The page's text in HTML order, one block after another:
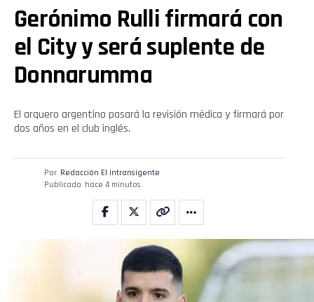
Gerónimo Rulli firmará con
el City y será suplente de
Donnarumma
El arquero argentino pasará la revisión médica y firmará por
dos años en el club inglés.
Por Redacción El intransigente
Publicado hace 4 minutos